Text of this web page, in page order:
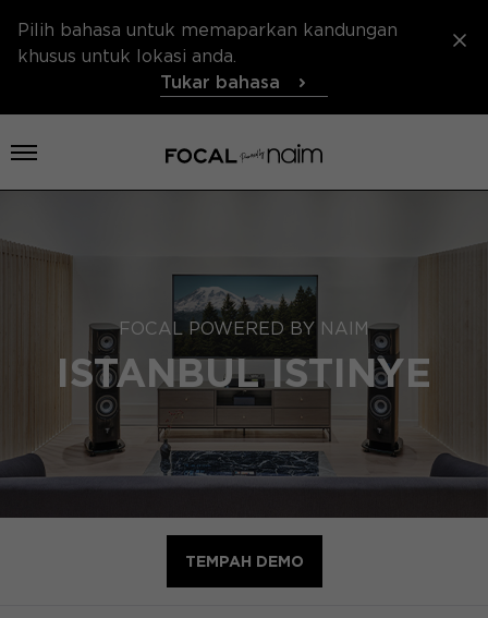
Pilih bahasa untuk memaparkan kandungan
khusus untuk lokasi anda.
Tukar bahasa
Buka menu
FOCAL POWERED BY NAIM
ISTANBUL ISTINYE
TEMPAH DEMO